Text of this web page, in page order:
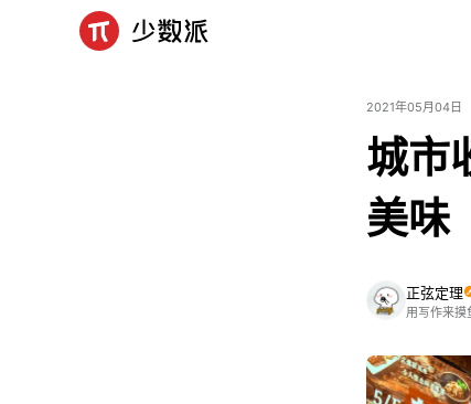
2021年05月04日
城市
美味
正弦定理
用写作来